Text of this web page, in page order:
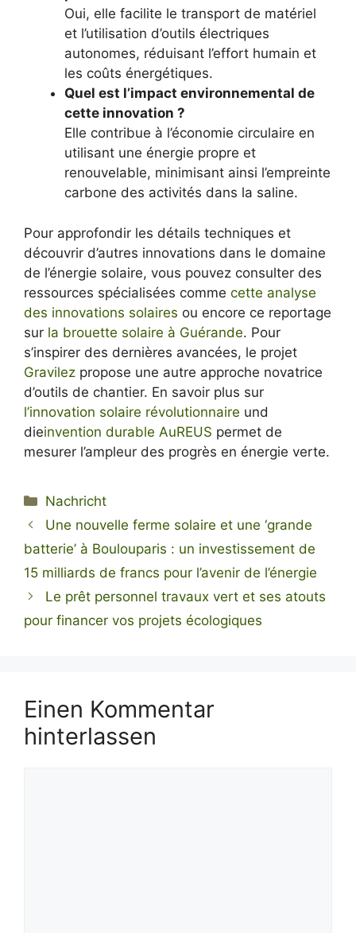
Oui, elle facilite le transport de matériel
et l’utilisation d’outils électriques
autonomes, réduisant l’effort humain et
les coûts énergétiques.
Quel est l’impact environnemental de
cette innovation ?
Elle contribue à l’économie circulaire en
utilisant une énergie propre et
renouvelable, minimisant ainsi l’empreinte
carbone des activités dans la saline.
Pour approfondir les détails techniques et
découvrir d’autres innovations dans le domaine
de l’énergie solaire, vous pouvez consulter des
ressources spécialisées comme cette analyse
des innovations solaires ou encore ce reportage
sur la brouette solaire à Guérande. Pour
s’inspirer des dernières avancées, le projet
Gravilez propose une autre approche novatrice
d’outils de chantier. En savoir plus sur
l’innovation solaire révolutionnaire und
dieinvention durable AuREUS permet de
mesurer l’ampleur des progrès en énergie verte.
Kategorien
Nachricht
Une nouvelle ferme solaire et une ‘grande
batterie’ à Boulouparis : un investissement de
15 milliards de francs pour l’avenir de l’énergie
Le prêt personnel travaux vert et ses atouts
pour financer vos projets écologiques
Einen Kommentar
hinterlassen